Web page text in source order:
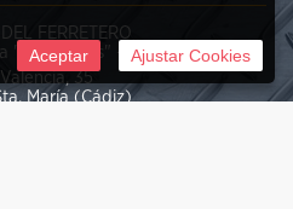
FERRETERO
"Las Nieves" -
35
María (Cádiz)
Aceptar Ajustar Cookies